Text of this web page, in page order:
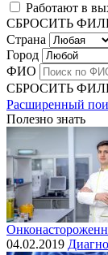
Работают в
СБРОСИТЬ
Страна
Город
ФИО
СБРОСИТЬ
Расширенный
Полезно знать
04.02.2019